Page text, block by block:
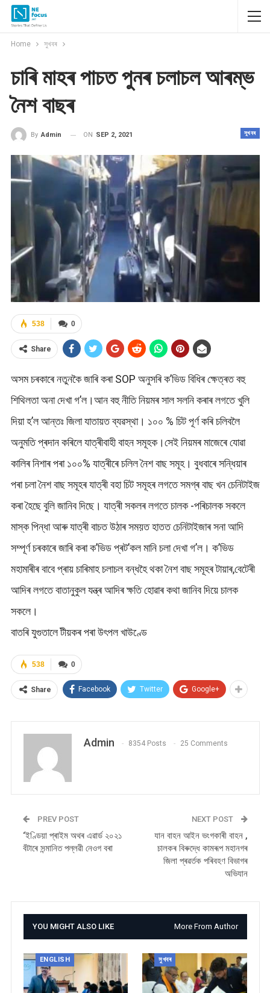
Home সুখবৰ
চাৰি মাহৰ পাচত পুনৰ চলাচল আৰম্ভ
নৈশ বাছৰ
সুখবৰ
By Admin ON SEP 2, 2021
0
538
Share
অসম চৰকাৰে নতুনকৈ জাৰি কৰা SOP অনুসৰি ক’ভিড বিধিৰ ক্ষেত্ৰত বহু
শিথিলতা অনা দেখা গ’ল।আন বহু নীতি নিয়মৰ সাল সলনি কৰাৰ লগতে খুলি
দিয়া হ’ল আন্তঃ জিলা যাতায়ত ব্যৱস্থা। ১০০ % চিট পূৰ্ণ কৰি চলিবলৈ
অনুমতি প্ৰদান কৰিলে যাত্ৰীবাহী বাহন সমূহক।সেই নিয়মৰ মাজেৰে যোৱা
কালিৰ নিশাৰ পৰা ১০০% যাত্ৰীৰে চলিল নৈশ বাছ সমূহ। বুধবাৰে সন্ধিয়াৰ
পৰা চলা নৈশ বাছ সমূহৰ যাত্ৰী বহা চিট সমূহৰ লগতে সমগ্ৰ বাছ খন চেনিটাইজ
কৰা হৈছে বুলি জানিব দিছে। যাত্ৰী সকলৰ লগতে চালক -পৰিচালক সকলে
মাস্ক পিন্ধা আৰু যাত্ৰী বাচত উঠাৰ সময়ত হাতত চেনিটাইজাৰ সনা আদি
সম্পূৰ্ণ চৰকাৰে জাৰি কৰা ক’ভিড প্ৰট’কল মানি চলা দেখা গ’ল। ক’ভিড
মহামাৰীৰ বাবে প্ৰায় চাৰিমাহ চলাচল বন্ধহৈ থকা নৈশ বাছ সমূহৰ টায়াৰ,বেটেৰী
আদিৰ লগতে বাতানুকুল যন্ত্ৰ আদিৰ ক্ষতি হোৱাৰ কথা জানিব দিয়ে চালক
সকলে।
বাতৰি যুগুতালে টীয়কৰ পৰা উৎপল খাউণ্ডে
0
538
Share Facebook Twitter Google+
Admin 8354 Posts 25 Comments
PREV POST
‘ইণ্ডিয়া প্ৰাইম অথৰ এৱাৰ্ড ২০২১
বঁটাৰে সন্মানিত পল্লৱী নেওগ বৰা
NEXT POST
যান বাহন আইন ভংগকাৰী বাহন ,
চালকৰ বিৰুদ্ধে কামৰূপ মহানগৰ
জিলা প্ৰৱৰ্তক পৰিবহণ বিভাগৰ
অভিযান
YOU MIGHT ALSO LIKE More From Author
ENGLISH সুখবৰ